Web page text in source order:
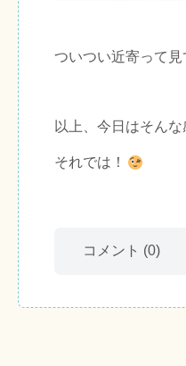
ついつい近寄って見
以上、今日はそんな
それでは！
コメント (0)